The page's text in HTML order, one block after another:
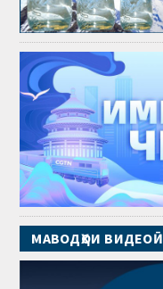
МАВОДҲОИ ВИДЕОӢ